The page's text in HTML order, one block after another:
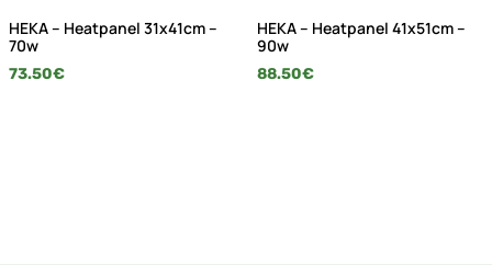
HEKA – Heatpanel 31x41cm –
70w
73.50€
HEKA – Heatpanel 41x51cm –
90w
88.50€